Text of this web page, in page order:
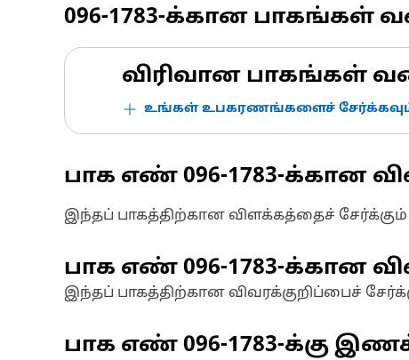
096-1783-க்கான பாகங்கள்
விரிவான பாகங்கள்
உங்கள் உபகரணங்களைச்
பாக எண் 096-1783-க்கான
இந்தப் பாகத்திற்கான விளக்கத்தைச்
பாக எண் 096-1783-க்கான
இந்தப் பாகத்திற்கான விவரக்குறிப்பைச்
பாக எண் 096-1783-க்கு